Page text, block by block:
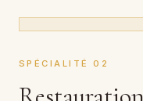
SPÉCIALITÉ 02